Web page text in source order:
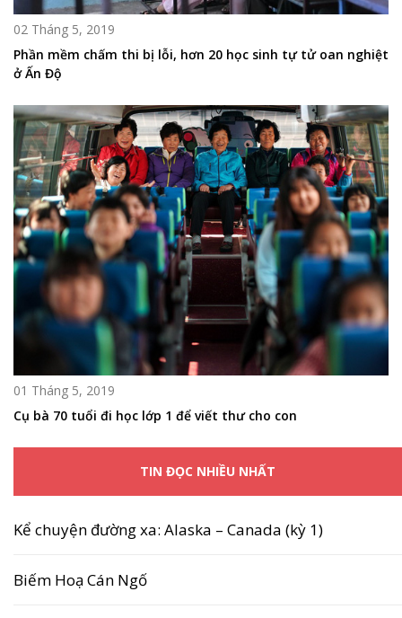
02 Tháng 5, 2019
Phần mềm chấm thi bị lỗi, hơn 20 học sinh tự tử oan nghiệt
ở Ấn Độ
01 Tháng 5, 2019
Cụ bà 70 tuổi đi học lớp 1 để viết thư cho con
TIN ĐỌC NHIỀU NHẤT
Kể chuyện đường xa: Alaska – Canada (kỳ 1)
Biếm Hoạ Cán Ngố